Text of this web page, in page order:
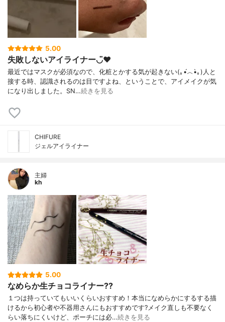
5.00
失敗しないアイライナー◡̈♥︎
最近ではマスクが必須なので、化粧とかする気が起きない(｡•́︿•̀｡)人と
接する時、認識されるのは目ですよね、ということで、アイメイクが気
になり出しました。SN…続きを見る
CHIFURE
ジェルアイライナー
主婦
kh
5.00
なめらか生チョコライナー??
１つは持っていてもいいくらいおすすめ！本当になめらかにするする描
けるから初心者や不器用さんにもおすすめです?メイク直しも不要なく
らい落ちにくいけど、ポーチには必…続きを見る